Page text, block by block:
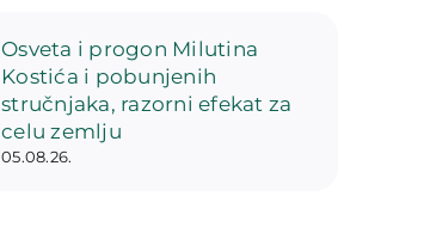
Osveta i progon Milutina
Kostića i pobunjenih
stručnjaka, razorni efekat za
celu zemlju
05.08.26.